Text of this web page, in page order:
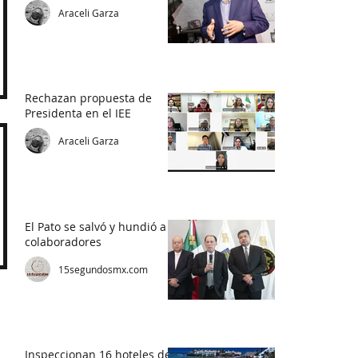
Araceli Garza
Rechazan propuesta de
Presidenta en el IEE
Araceli Garza
El Pato se salvó y hundió a
colaboradores
15segundosmx.com
Inspeccionan 16 hoteles de